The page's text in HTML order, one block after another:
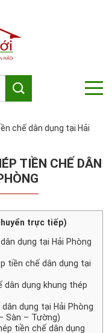
chế dân dụng tại Hải
TIỀN CHẾ DÂN
trực tiếp)
dụng tại Hải Phòng
tiền chế dân dụng tại
dân dụng khung thép
dụng tại Hải Phòng
Sàn – Tường)
tiền chế dân dụng